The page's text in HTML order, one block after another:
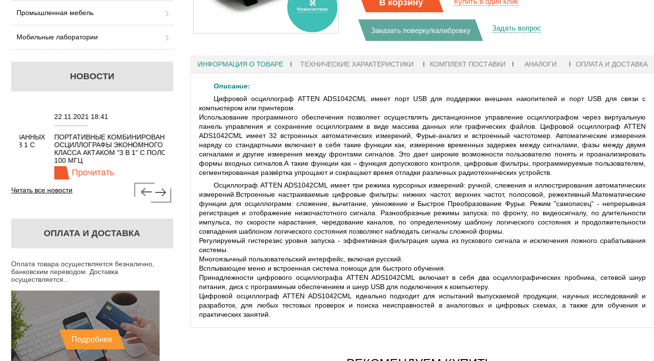
Промышленная мебель
Мобильные лаборатории
НОВОСТИ
22.11.2021 18:41
ПОРТАТИВНЫЕ КОМБИНИРОВАННЫЕ
ОСЦИЛЛОГРАФЫ ЭКОНОМНОГО
КЛАССА АКТАКОМ "3 В 1" С ПОЛОСОЙ
Прочитать
02.08.2021 18:41
ОСЦИЛЛОГРАФЫ KEYSIGHT
TECHNOLOGIES СЕРИИ UXR
Прочитать
27.01.2023 10:06
В НАЛИЧИИ! ZVH8, АНАЛИЗАТОР
КАБЕЛЕЙ И АНТЕНН, 100 КГЦ ДО 8 ГГЦ
(ГОСРЕЕСТР РФ)
Прочитать
Читать все новости
ОПЛАТА И ДОСТАВКА
Оплата товара осуществляется безналично,
банковским переводом. Доставка
осуществляется...
Подробнее
В корзину
Заказать поверку/калибровку Задать вопрос
ИНФОРМАЦИЯ О ТОВАРЕ ТЕХНИЧЕСКИЕ ХАРАКТЕРИСТИКИ КОМПЛЕКТ ПОСТАВКИ АНАЛОГИ ОПЛАТА И ДОСТАВКА
Описание:
Цифровой осциллограф ATTEN ADS1042CML имеет порт USB для поддержки внешних накопителей и порт USB для связи с
компьютером или принтером.
Использование программного обеспечения позволяет осуществлять дистанционное управление осциллографом через виртуальную
панель управления и сохранение осциллограмм в виде массива данных или графических файлов. Цифровой осциллограф ATTEN
ADS1042CML имеет 32 встроенных автоматических измерений, Фурье-анализ и встроенный частотомер. Автоматические измерения
наряду со стандартными включают в себя такие функции как, измерение временных задержек между сигналами, фазы между двумя
сигналами и другие измерения между фронтами сигналов. Это дает широкие возможности пользователю понять и проанализировать
формы входных сигналов.А такие функции как – функция допускового контроля, цифровые фильтры, программируемые пользователем,
сегментированная развёртка упрощают и сокращают время отладки различных радиотехнических устройств.
Осциллограф ATTEN ADS1042CML имеет три режима курсорных измерений: ручной, слежения и иллюстрирования автоматических
измерений.Встроенные настраиваемые цифровые фильтры: нижних частот, верхних частот, полосовой, режективный.Математические
функции для осциллограмм: сложение, вычитание, умножение и Быстрое Преобразование Фурье. Режим "самописец" - непрерывная
регистрация и отображение низкочастотного сигнала. Разнообразные режимы запуска: по фронту, по видеосигналу, по длительности
импульса, по скорости нарастания, чередование каналов, по определенному шаблону логического состояния и продолжительности
совпадения шаблоном логического состояния позволяют наблюдать сигналы сложной формы.
Регулируемый гистерезис уровня запуска - эффективная фильтрация шума из пускового сигнала и исключения ложного срабатывания
системы.
Многоязычный пользовательский интерфейс, включая русский.
Всплывающее меню и встроенная система помощи для быстрого обучения.
Принадлежности цифрового осциллографа ATTEN ADS1042CML включает в себя два осциллографических пробника, сетевой шнур
питания, диск с программным обеспечением и шнур USB для подключения к компьютеру.
Цифровой осциллограф ATTEN ADS1042CML идеально подходит для испытаний выпускаемой продукции, научных исследований и
разработок, для любых тестовых проверок и поиска неисправностей в аналоговых и цифровых схемах, а также для обучения и
практических занятий.